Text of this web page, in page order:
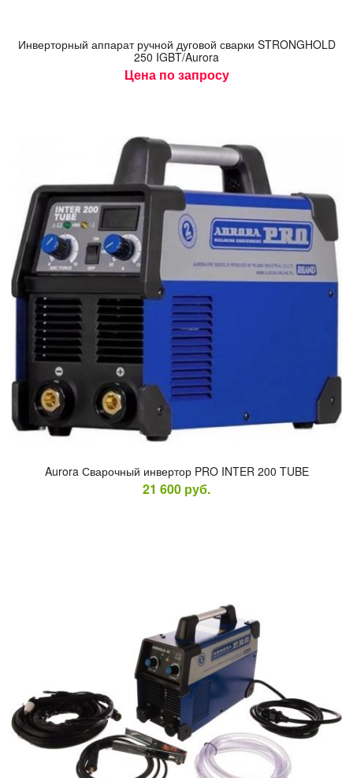
Ин­вертор­ный ап­па­рат руч­ной ду­говой свар­ки STRONGHOLD
250 IGBT/Aurora
Цена по запросу
Aurora Сва­роч­ный ин­вертор PRO INTER 200 TUBE
21 600 руб.